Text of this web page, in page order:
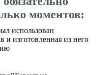
моментов:
использован
и изготовленная из него